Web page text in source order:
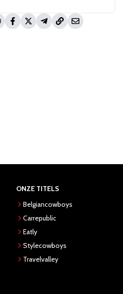
ONZE TITELS
Belgiancowboys
Carrepublic
Eatly
Stylecowboys
Travelvalley